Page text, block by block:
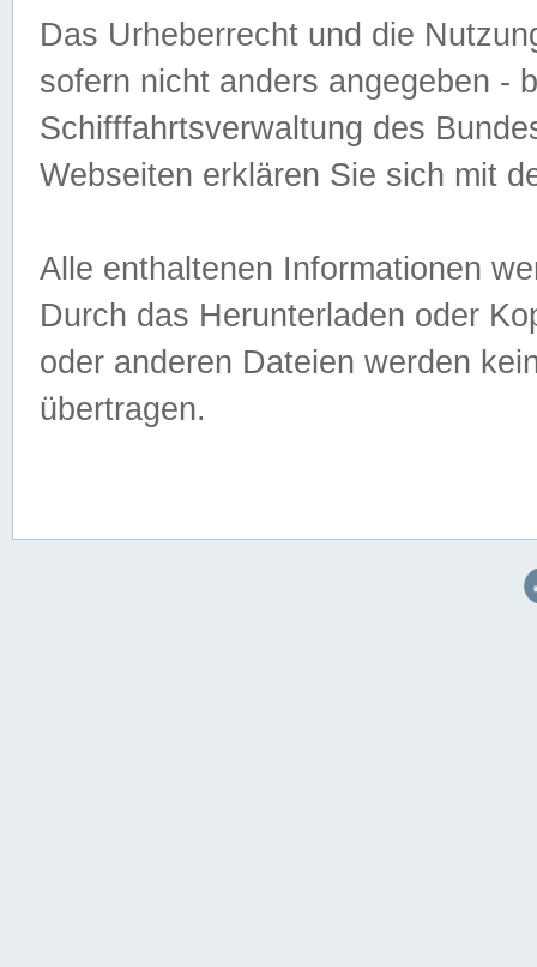
Das Urheberrecht und die
sofern nicht anders angegeben -
Schifffahrtsverwaltung des
Webseiten erklären Sie sich mit
Alle enthaltenen Informationen
Durch das Herunterladen oder
oder anderen Dateien werden
übertragen.